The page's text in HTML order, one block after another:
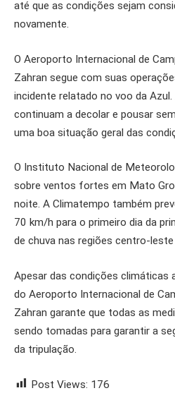
até que as condições sejam
novamente.
O Aeroporto Internacional de
Zahran segue com suas
incidente relatado no voo da
continuam a decolar e pousar
uma boa situação geral das
O Instituto Nacional de
sobre ventos fortes em Mato
noite. A Climatempo também
70 km/h para o primeiro dia da
de chuva nas regiões centro-
Apesar das condições climáticas
do Aeroporto Internacional de
Zahran garante que todas as
sendo tomadas para garantir a
da tripulação.
Post Views: 176